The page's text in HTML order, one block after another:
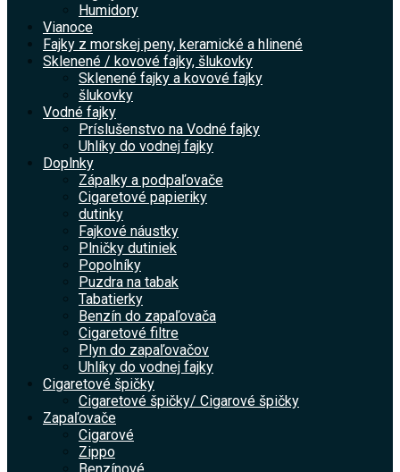
Humidory
Vianoce
Fajky z morskej peny, keramické a hlinené
Sklenené / kovové fajky, šlukovky
Sklenené fajky a kovové fajky
šlukovky
Vodné fajky
Príslušenstvo na Vodné fajky
Uhlíky do vodnej fajky
Doplnky
Zápalky a podpaľovače
Cigaretové papieriky
dutinky
Fajkové náustky
Plničky dutiniek
Popolníky
Puzdra na tabak
Tabatierky
Benzín do zapaľovača
Cigaretové filtre
Plyn do zapaľovačov
Uhlíky do vodnej fajky
Cigaretové špičky
Cigaretové špičky/ Cigarové špičky
Zapaľovače
Cigarové
Zippo